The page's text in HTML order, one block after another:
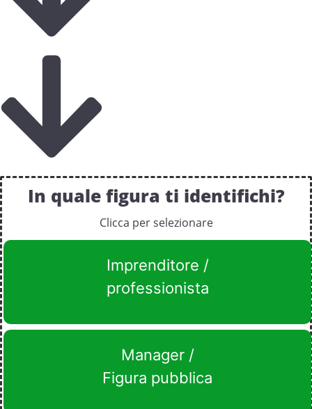
In quale figura ti identifichi?
Clicca per selezionare
Imprenditore /
professionista
Manager /
Figura pubblica